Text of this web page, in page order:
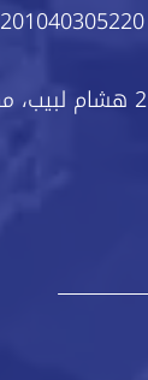
201040305220
2 هشام لبيب، مكرم عبيد، مدينة نصر